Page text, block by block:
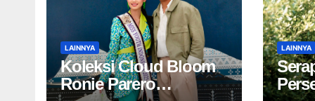
LAINNYA
Koleksi Cloud Bloom
Ronie Parero
LAINNYA